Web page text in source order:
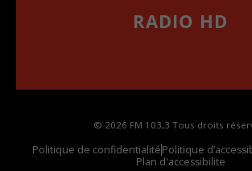
RADIO HD
© 2026 FM 103,3 Tous droits
Politique de confidentialitéPolitique
Plan d'accessibilite